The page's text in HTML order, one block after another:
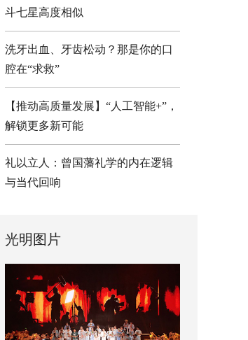
斗七星高度相似
洗牙出血、牙齿松动？那是你的口
腔在“求救”
【推动高质量发展】“人工智能+”，
解锁更多新可能
礼以立人：曾国藩礼学的内在逻辑
与当代回响
光明图片